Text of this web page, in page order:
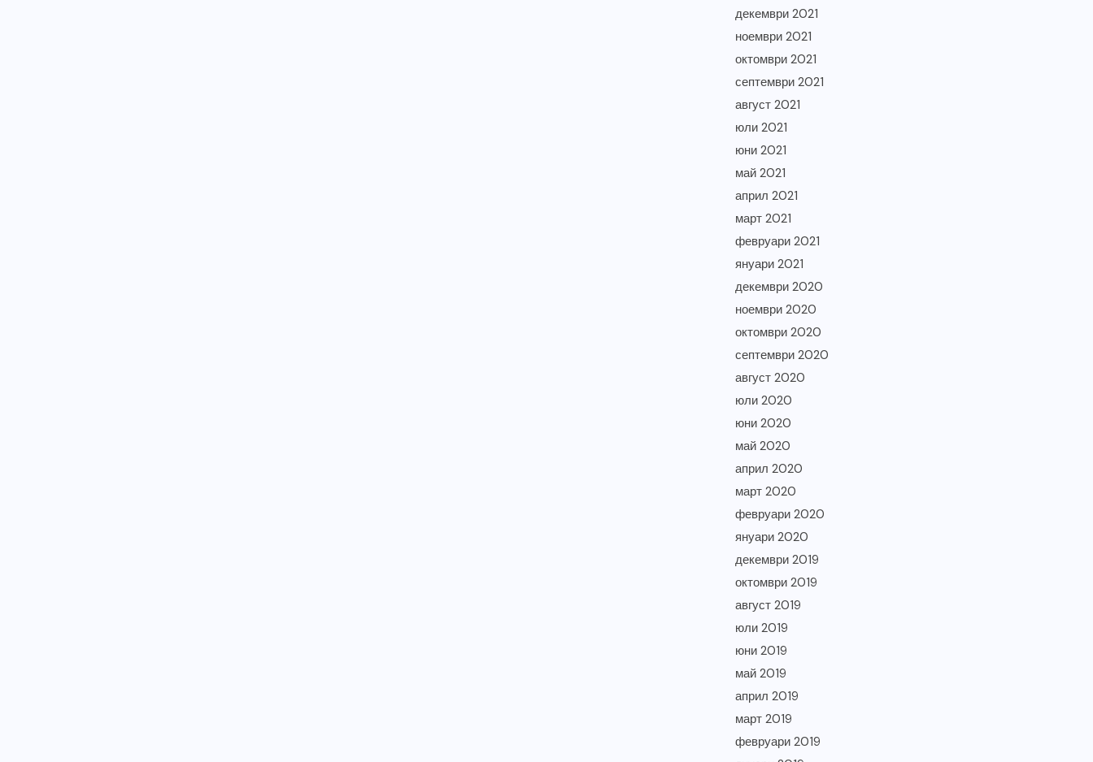
декември 2021
ноември 2021
октомври 2021
септември 2021
август 2021
юли 2021
юни 2021
май 2021
април 2021
март 2021
февруари 2021
януари 2021
декември 2020
ноември 2020
октомври 2020
септември 2020
август 2020
юли 2020
юни 2020
май 2020
април 2020
март 2020
февруари 2020
януари 2020
декември 2019
октомври 2019
август 2019
юли 2019
юни 2019
май 2019
април 2019
март 2019
февруари 2019